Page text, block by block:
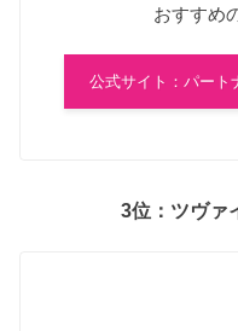
おすすめ
公式サイト：パート
3位：ツヴァ